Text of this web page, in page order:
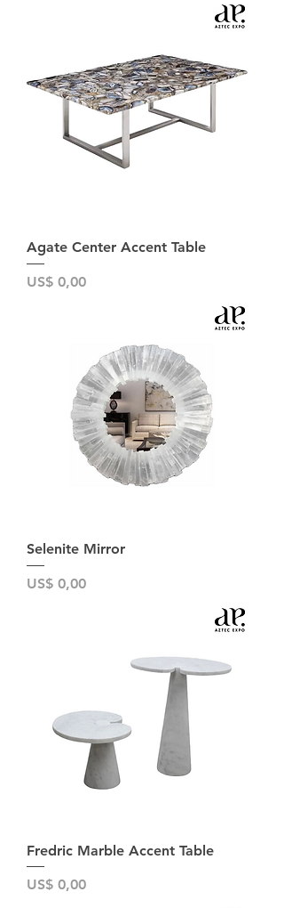
Agate Center Accent Table
Preço
US$ 0,00
Selenite Mirror
Preço
US$ 0,00
Fredric Marble Accent Table
Preço
US$ 0,00